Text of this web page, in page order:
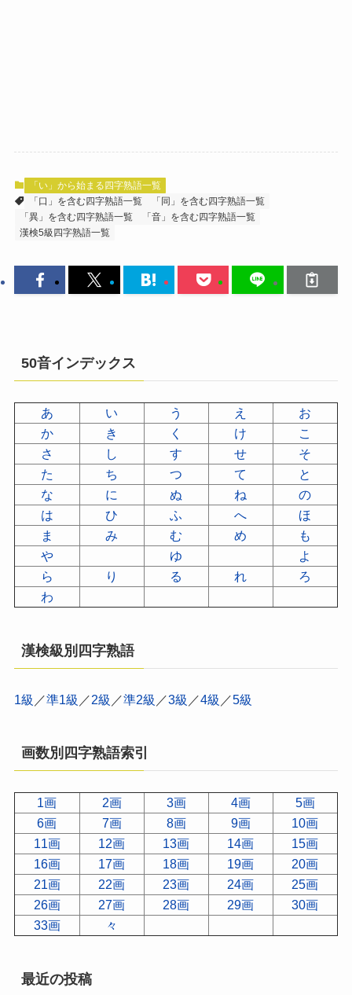
「い」から始まる四字熟語一覧
「口」を含む四字熟語一覧
「同」を含む四字熟語一覧
「異」を含む四字熟語一覧
「音」を含む四字熟語一覧
漢検5級四字熟語一覧
50音インデックス
あ い う え
お
か
き く け
こ
さ
し す せ
そ
た
ち つ て
と
な
に ぬ ね
の
は
ひ ふ へ
ほ
ま
み む め
も
や
ゆ
よ
ら
り る れ
ろ
わ
漢検級別四字熟語
1級 ／準1級 ／2級 ／準2級 ／3級 ／4級 ／5級
画数別四字熟語索引
1画 2画 3画 4画
5画
6画
7画 8画 9画
10画
11画
12画 13画 14画
15画
16画
17画 18画 19画
20画
21画
22画 23画 24画
25画
26画
27画 28画 29画
30画
33画
々
最近の投稿